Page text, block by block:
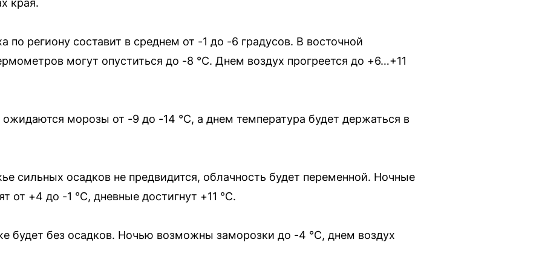
по региону составит в среднем от -1 до -6 градусов. В восточной
могут опуститься до -8 °С. Днем воздух прогреется до +6…+11
морозы от -9 до -14 °С, а днем температура будет держаться в
сильных осадков не предвидится, облачность будет переменной. Ночные
от +4 до -1 °С, дневные достигнут +11 °С.
будет без осадков. Ночью возможны заморозки до -4 °С, днем воздух